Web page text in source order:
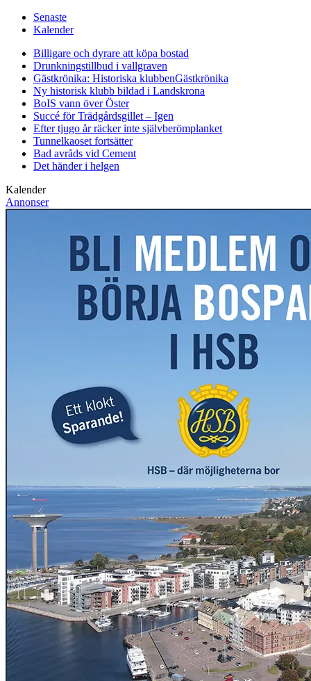
Senaste
Kalender
Billigare och dyrare att köpa bostad
Drunkningstillbud i vallgraven
Gästkrönika: Historiska klubbenGästkrönika
Ny historisk klubb bildad i Landskrona
BoIS vann över Öster
Succé för Trädgårdsgillet – Igen
Efter tjugo år räcker inte självberömplanket
Tunnelkaoset fortsätter
Bad avråds vid Cement
Det händer i helgen
Kalender
Annonser